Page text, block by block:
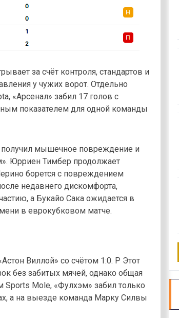
за счёт контроля, стандартов и
у чужих ворот. Отдельно
«Арсенал» забил 17 голов с
показателем для одной команды
получил мышечное повреждение и
Юрриен Тимбер продолжает
борется с повреждением
недавнего дискомфорта,
а Букайо Сака ожидается в
в еврокубковом матче.
Виллой» со счётом 1:0. P Этот
без забитых мячей, однако общая
Mole, «Фулхэм» забил только
а на выезде команда Марку Силвы